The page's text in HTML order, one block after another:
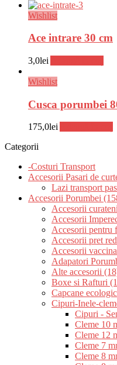
Wishlist
Ace intrare 30 cm
3,0lei
Wishlist
Cusca porumbei
175,0lei
Categorii
-Costuri Transport
Accesorii Pasari de
Lazi transport
Accesorii Porumbei
Accesorii
Accesorii
Accesorii pentru
Accesorii pret
Accesorii
Adapatori
Alte accesorii
Boxe si Rafturi
Capcane
Cipuri-Inele-
Cipuri -
Cleme 10
Cleme 12
Cleme 7
Cleme 8